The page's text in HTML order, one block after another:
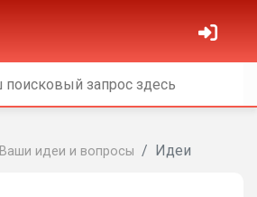
Ваши идеи и вопросы Идеи